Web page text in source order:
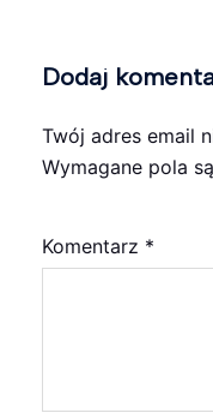
Dodaj
Twój adres email
Wymagane pola
Komentarz *